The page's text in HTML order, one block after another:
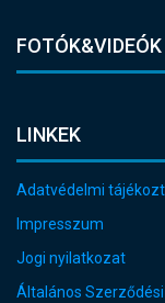
FOTÓK&VIDEÓK
LINKEK
Adatvédelmi
Impresszum
Jogi nyilatkozat
Általános